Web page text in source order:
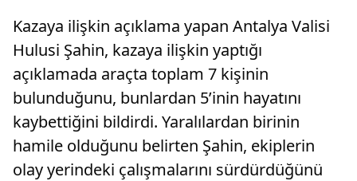
Kazaya ilişkin açıklama yapan Antalya Valisi
Hulusi Şahin, kazaya ilişkin yaptığı
açıklamada araçta toplam 7 kişinin
bulunduğunu, bunlardan 5’inin hayatını
kaybettiğini bildirdi. Yaralılardan birinin
hamile olduğunu belirten Şahin, ekiplerin
olay yerindeki çalışmalarını sürdürdüğünü